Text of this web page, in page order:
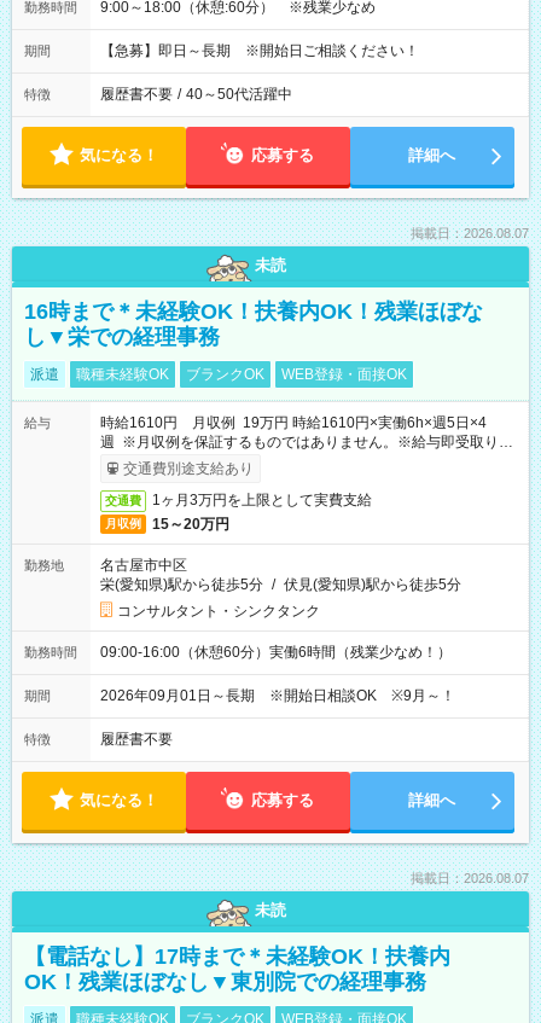
勤務時間 9:00～18:00（休憩:60分） ※残業少なめ
期間 【急募】即日～長期 ※開始日ご相談ください！
特徴 履歴書不要 / 40～50代活躍中
気になる！ 応募する 詳細へ
掲載日：2026.08.07
未読
16時まで＊未経験OK！扶養内OK！残業ほぼな
し▼栄での経理事務
派遣 職種未経験OK ブランクOK WEB登録・面接OK
給与
時給1610円 月収例 19万円 時給1610円×実働6h×週5日×4
週 ※月収例を保証するものではありません。※給与即受取りサ
ービス利用可（利用条件有）
交通費別途支給あり
交通費 1ヶ月3万円を上限として実費支給
月収例 15～20万円
勤務地
名古屋市中区
栄(愛知県)駅から徒歩5分 / 伏見(愛知県)駅から徒歩5分
コンサルタント・シンクタンク
勤務時間 09:00-16:00（休憩60分）実働6時間（残業少なめ！）
期間 2026年09月01日～長期 ※開始日相談OK ※9月～！
特徴 履歴書不要
気になる！ 応募する 詳細へ
掲載日：2026.08.07
未読
【電話なし】17時まで＊未経験OK！扶養内
OK！残業ほぼなし▼東別院での経理事務
派遣 職種未経験OK ブランクOK WEB登録・面接OK